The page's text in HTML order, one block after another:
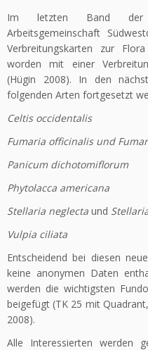
Im letzten Band der
Arbeitsgemeinschaft
Verbreitungskarten zur
worden mit einer
(Hügin 2008). In den
folgenden Arten fortgesetzt
Celtis occidentalis
Fumaria officinalis und
Panicum dichotomiflorum
Phytolacca americana
Stellaria neglecta und
Vulpia ciliata
Entscheidend bei diesen
keine anonymen Daten
werden die wichtigsten
beigefügt (TK 25 mit
2008).
Alle Interessierten werden